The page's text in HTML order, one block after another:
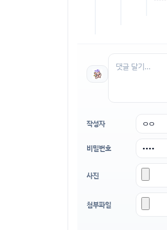
작성자
비밀번호
사진
첨부파일